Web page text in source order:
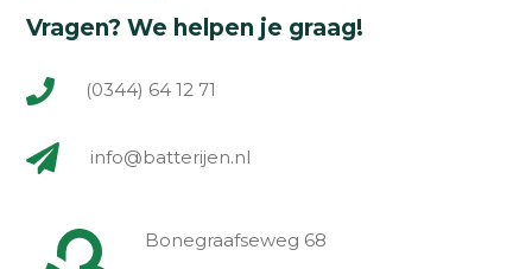
Vragen? We helpen je graag!
(0344) 64 12 71
info@batterijen.nl
Bonegraafseweg 68